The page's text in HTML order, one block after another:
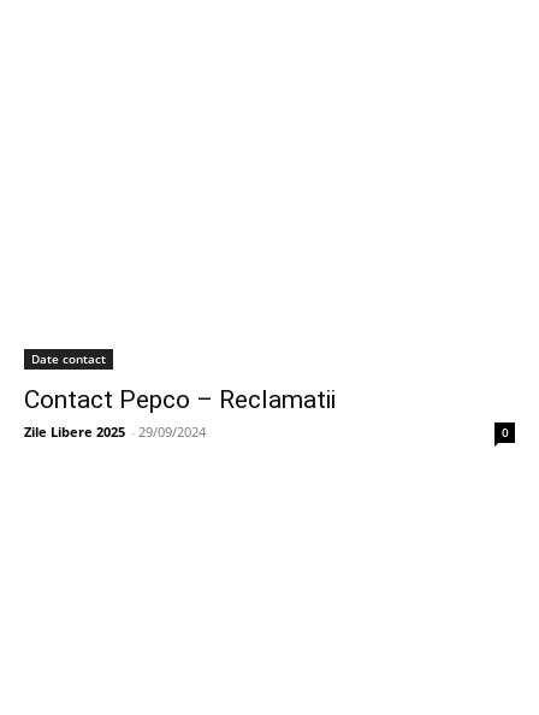
Date contact
Contact Pepco – Reclamatii
Zile Libere 2025 - 29/09/2024 0